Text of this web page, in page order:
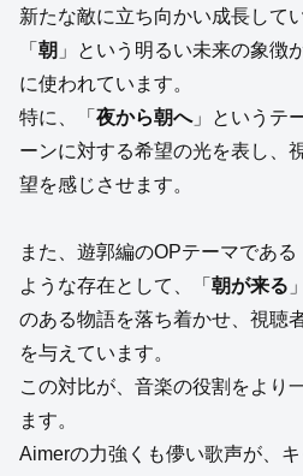
新たな敵に立ち向かい成長して
「 朝 」という明るい未来の象徴
に使われています。
特に、「 夜から朝へ」というテ
ーンに対する希望の光を表し、
望を感じさせます。
また、遊郭編のOPテーマである
ような存在として、「 朝が来る
のある物語を落ち着かせ、視聴
を与えています。
この対比が、音楽の役割をより
ます。
Aimerの力強くも儚い歌声が、